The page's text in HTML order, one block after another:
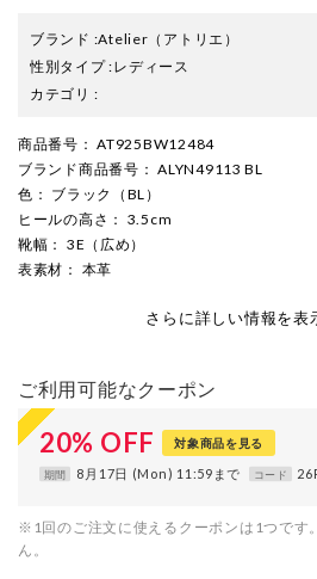
ブランド :Atelier （アトリエ）
性別タイプ:レディース
カテゴリ :
商品番号 ： AT925BW12484
ブランド商品番号 ： ALYN49113 BL
色 ： ブラック（BL）
ヒールの高さ ： 3.5cm
靴幅 ： 3E（広め）
表素材 ： 本革
さらに詳しい情報を表
ご利用可能なクーポン
20% OFF 対象商品を見る
期間 8月17日 (Mon) 11:59まで コード
※1回のご注文に使えるクーポンは1つです
ん。